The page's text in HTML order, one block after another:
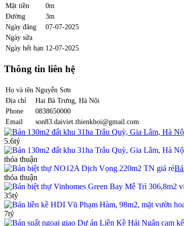
Mặt tiền
0m
Đường
3m
Ngày đăng
07-07-2025
Ngày sửa
Ngày hết hạn 12-07-2025
Thông tin liên hệ
Họ và tên Nguyễn Sơn
Địa chỉ
Hai Bà Trưng, Hà Nội
Phone
0838650000
Email
son83.daiviet.thienkhoi@gmail.com
Bán 130m2 đất khu 31ha Trâu Quỳ, Gia Lâm, Hà
5.6tỷ
thỏa thuận
thỏa thuận
35tỷ
7tỷ